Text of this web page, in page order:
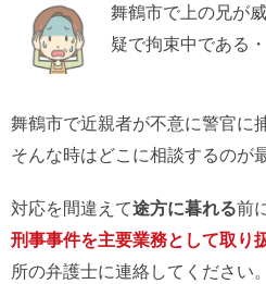
舞鶴市で上の兄が
疑で拘束中である・
舞鶴市で近親者が不意に警官に
そんな時はどこに相談するのが
対応を間違えて途方に暮れる前
刑事事件を主要業務として取り
所の弁護士に連絡してください。